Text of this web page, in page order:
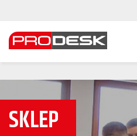
SKLEP